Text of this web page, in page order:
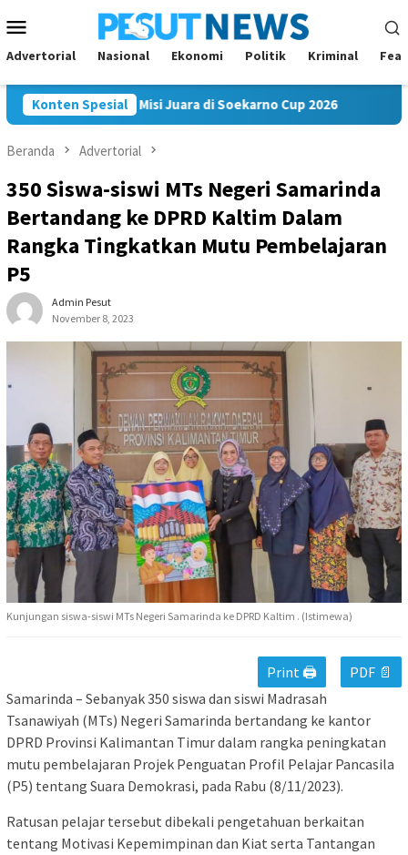
ke
kontenMobile
Advertorial Nasional Ekonomi Politik Kriminal
Konten Spesial
FC Bawa Misi Juara di Soekarno Cup 2026 Andi Satya
Beranda Advertorial
350 Siswa-siswi MTs Negeri Samarinda
Bertandang ke DPRD Kaltim Dalam
Rangka Tingkatkan Mutu Pembelajaran
P5
Admin Pesut
November 8, 2023
Kunjungan siswa-siswi MTs Negeri Samarinda ke DPRD Kaltim . (Istimewa)
Print 🖨
PDF 📄
Samarinda – Sebanyak 350 siswa dan siswi Madrasah
Tsanawiyah (MTs) Negeri Samarinda bertandang ke kantor
DPRD Provinsi Kalimantan Timur dalam rangka peningkatan
mutu pembelajaran Projek Penguatan Profil Pelajar Pancasila
(P5) tentang Suara Demokrasi, pada Rabu (8/11/2023).
Ratusan pelajar tersebut dibekali pengetahuan berkaitan
tentang Motivasi Kepemimpinan dan Kiat serta Tantangan